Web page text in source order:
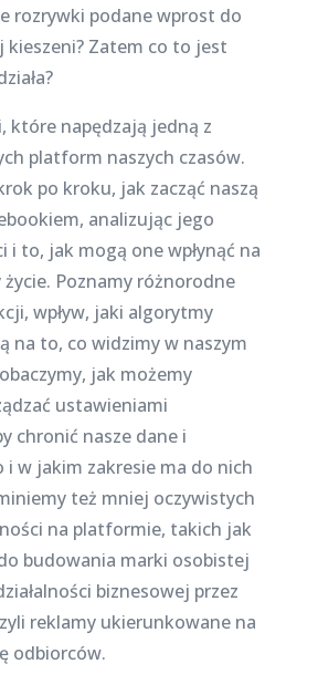
rozrywki podane wprost do
kieszeni? Zatem co to jest
które napędzają jedną z
platform naszych czasów.
po kroku, jak zacząć naszą
analizując jego
to, jak mogą one wpłynąć na
Poznamy różnorodne
wpływ, jaki algorytmy
na to, co widzimy w naszym
jak możemy
ustawieniami
chronić nasze dane i
i w jakim zakresie ma do nich
też mniej oczywistych
na platformie, takich jak
budowania marki osobistej
biznesowej przez
reklamy ukierunkowane na
odbiorców.